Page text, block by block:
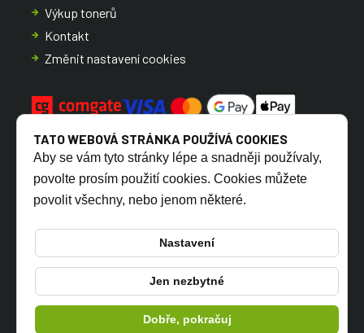
Výkup tonerů
Kontakt
Změnit nastavení cookies
CZ SK
© 2026 TONERSYP s.r.o.
TATO WEBOVÁ STRÁNKA POUŽÍVÁ COOKIES
Aby se vám tyto stránky lépe a snadněji používaly,
povolte prosím použití cookies. Cookies můžete
povolit všechny, nebo jenom některé.
Nastavení
Jen nezbytné
Dobře, pokračuj